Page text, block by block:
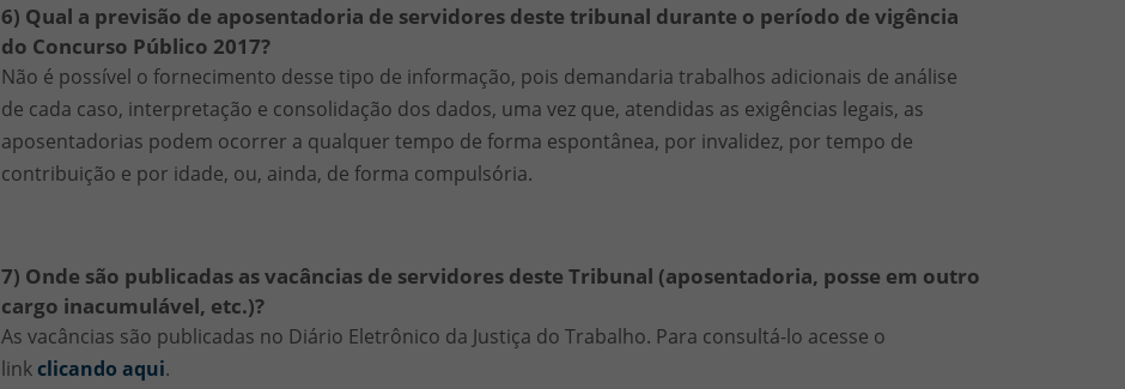
6) Qual a previsão de aposentadoria de servidores deste tribunal durante o período de vigência
do Concurso Público 2017?
Não é possível o fornecimento desse tipo de informação, pois demandaria trabalhos adicionais de análise
de cada caso, interpretação e consolidação dos dados, uma vez que, atendidas as exigências legais, as
aposentadorias podem ocorrer a qualquer tempo de forma espontânea, por invalidez, por tempo de
contribuição e por idade, ou, ainda, de forma compulsória.
7) Onde são publicadas as vacâncias de servidores deste Tribunal (aposentadoria, posse em outro
cargo inacumulável, etc.)?
As vacâncias são publicadas no Diário Eletrônico da Justiça do Trabalho. Para consultá-lo acesse o
linkclicando aqui.